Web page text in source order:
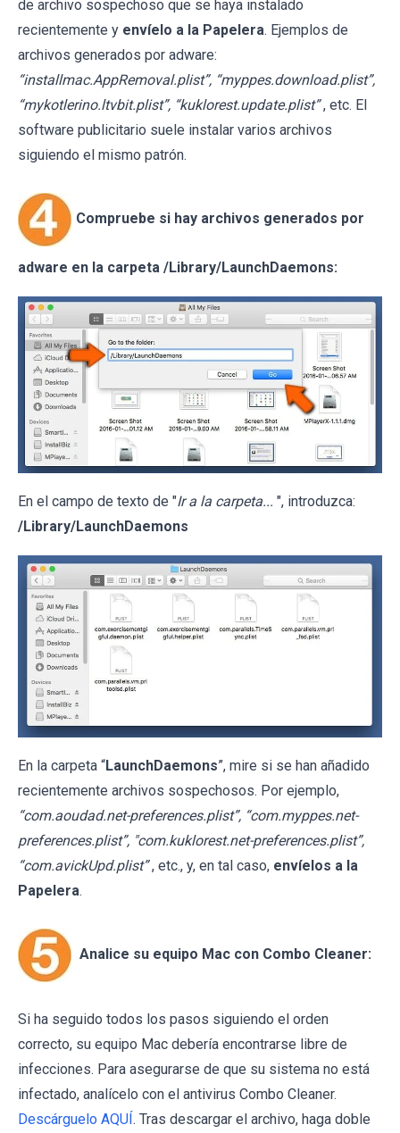
de archivo sospechoso que se haya instalado
recientemente y envíelo a la Papelera. Ejemplos de
archivos generados por adware:
“installmac.AppRemoval.plist”, “myppes.download.plist”,
“mykotlerino.ltvbit.plist”, “kuklorest.update.plist” , etc. El
software publicitario suele instalar varios archivos
siguiendo el mismo patrón.
Compruebe si hay archivos generados por
adware en la carpeta /Library/LaunchDaemons:
En el campo de texto de "Ir a la carpeta... ", introduzca:
/Library/LaunchDaemons
En la carpeta “LaunchDaemons”, mire si se han añadido
recientemente archivos sospechosos. Por ejemplo,
“com.aoudad.net-preferences.plist”, “com.myppes.net-
preferences.plist”, "com.kuklorest.net-preferences.plist”,
“com.avickUpd.plist” , etc., y, en tal caso, envíelos a la
Papelera.
Analice su equipo Mac con Combo Cleaner:
Si ha seguido todos los pasos siguiendo el orden
correcto, su equipo Mac debería encontrarse libre de
infecciones. Para asegurarse de que su sistema no está
infectado, analícelo con el antivirus Combo Cleaner.
Descárguelo AQUÍ. Tras descargar el archivo, haga doble